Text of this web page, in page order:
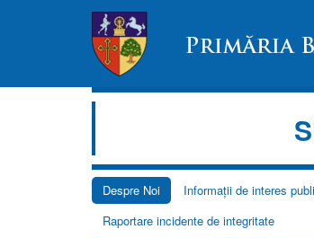
Despre Noi Informații de interes
Raportare incidente de integritate